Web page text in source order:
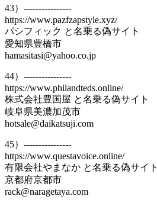
43）----------------
https://www.pazfzapstyle.xyz/
パシフィック と名乗る偽サイト
愛知県豊橋市
hamasitasi@yahoo.co.jp
44）----------------
https://www.philandteds.online/
株式会社豊国屋 と名乗る偽サイト
岐阜県美濃加茂市
hotsale@daikatsuji.com
45）----------------
https://www.questavoice.online/
有限会社やまなか と名乗る偽サイト
京都府京都市
rack@naragetaya.com